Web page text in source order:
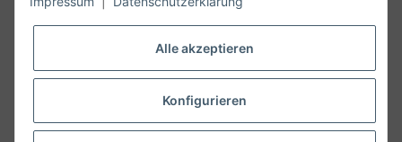
Widerruf
Vertrag widerrufen
Alle akzeptieren
Konfigurieren